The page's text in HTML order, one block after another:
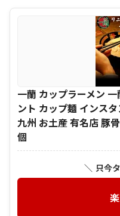
一蘭 カップラーメン
ント カップ麺 インス
九州 お土産 有名店 豚
個
＼ 只今